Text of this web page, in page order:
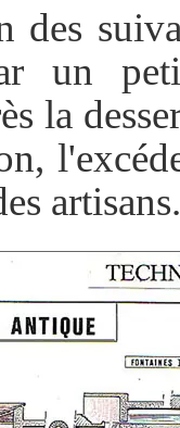
des
un
la
artisans.